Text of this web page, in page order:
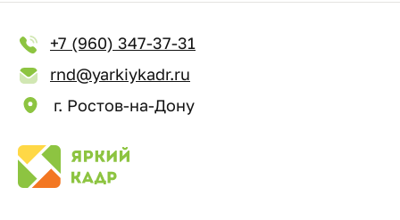
+7 (960) 347-37-31
rnd@yarkiykadr.ru
г. Ростов-на-Дону